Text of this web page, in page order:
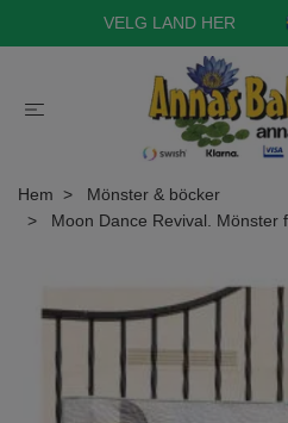
VELG LAND HER
Hem
Mönster & böcker
Moon Dance Revival. Mönster